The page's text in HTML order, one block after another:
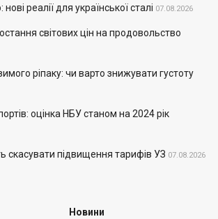
реалії для української сталі 07.08.2026
світових цін на продовольство
ріпаку: чи варто знижувати густоту
оцінка НБУ станом на 2024 рік
скасувати підвищення тарифів УЗ 07.08.2026
Новини